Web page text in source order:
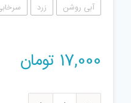
آبی روشن زرد
17,000 تومان